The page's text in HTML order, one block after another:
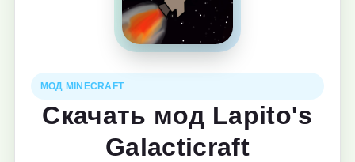
МОД MINECRAFT
Скачать мод Lapito's
Galacticraft